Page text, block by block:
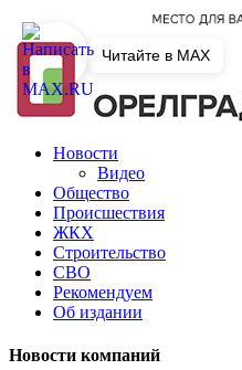
Новости
Видео
Общество
Происшествия
ЖКХ
Строительство
СВО
Рекомендуем
Об издании
Новости компаний
Читайте в MAX